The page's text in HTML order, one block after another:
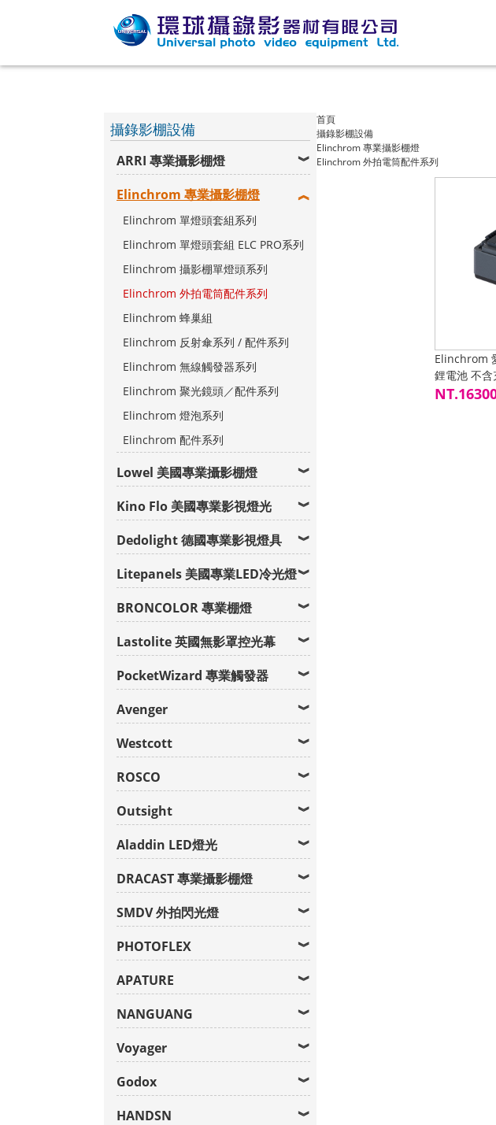
攝錄影棚設備
ARRI 專業攝影棚燈
Elinchrom 專業攝影棚燈
Elinchrom 單燈頭套組系列
Elinchrom 單燈頭套組 ELC PRO系列
Elinchrom 攝影棚單燈頭系列
Elinchrom 外拍電筒配件系列
Elinchrom 蜂巢組
Elinchrom 反射傘系列 / 配件系列
Elinchrom 無線觸發器系列
Elinchrom 聚光鏡頭／配件系列
Elinchrom 燈泡系列
Elinchrom 配件系列
Lowel 美國專業攝影棚燈
Kino Flo 美國專業影視燈光
Dedolight 德國專業影視燈具
Litepanels 美國專業LED冷光燈
BRONCOLOR 專業棚燈
Lastolite 英國無影罩控光幕
PocketWizard 專業觸發器
Avenger
Westcott
ROSCO
Outsight
Aladdin LED燈光
DRACAST 專業攝影棚燈
SMDV 外拍閃光燈
PHOTOFLEX
APATURE
NANGUANG
Voyager
Godox
HANDSN
首頁
攝錄影棚設備
Elinchrom 專業攝影棚燈
Elinchrom 外拍電筒配件系列
Elinchrom
鋰電池 不